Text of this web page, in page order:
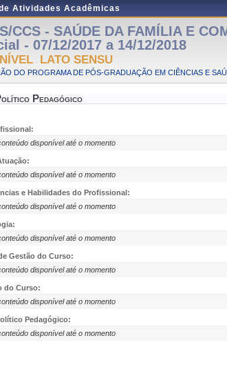
Atividades Acadêmicas
CCS - SAÚDE DA FAMÍLIA E
- 07/12/2017 a 14/12/2018
LATO SENSU
DO PROGRAMA DE PÓS-GRADUAÇÃO EM CIÊNCIAS E
Pedagógico
disponível até o momento
disponível até o momento
e Habilidades do Profissional:
disponível até o momento
disponível até o momento
Gestão do Curso:
disponível até o momento
do Curso:
disponível até o momento
Pedagógico:
disponível até o momento